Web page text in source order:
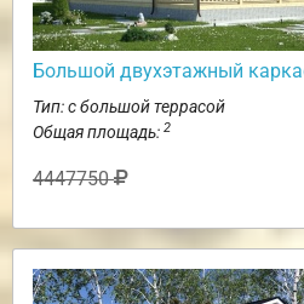
Большой двухэтажный
Тип: с большой террасой
Общая площадь: 2
4447750